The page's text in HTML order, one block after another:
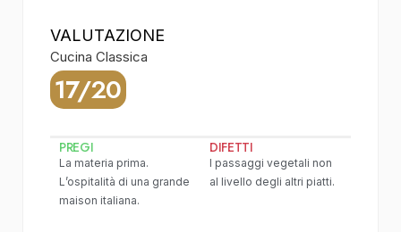
VALUTAZIONE
Cucina Classica
17/20
PREGI
La materia prima.
L’ospitalità di una grande
maison italiana.
DIFETTI
I passaggi vegetali non
al livello degli altri piatti.